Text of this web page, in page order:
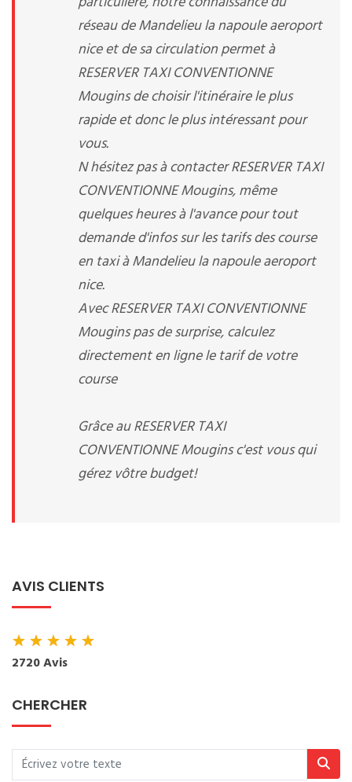
réseau de Mandelieu la napoule aeroport
nice et de sa circulation permet à
RESERVER TAXI CONVENTIONNE
Mougins de choisir l'itinéraire le plus
rapide et donc le plus intéressant pour
vous.
N hésitez pas à contacter RESERVER TAXI
CONVENTIONNE Mougins, même
quelques heures à l'avance pour tout
demande d'infos sur les tarifs des course
en taxi à Mandelieu la napoule aeroport
nice.
Avec RESERVER TAXI CONVENTIONNE
Mougins pas de surprise, calculez
directement en ligne le tarif de votre
course
Grâce au RESERVER TAXI
CONVENTIONNE Mougins c'est vous qui
gérez vôtre budget!
AVIS CLIENTS
★★★★★
2720 Avis
CHERCHER